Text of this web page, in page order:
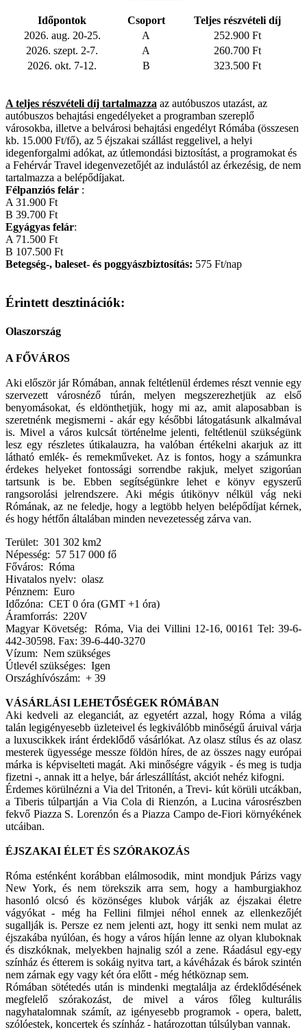
Időpontok Csoport
Teljes részvételi díj
2026. aug. 20-25.
A
252.900 Ft
2026. szept. 2-7.
A
260.700 Ft
2026. okt. 7-12.
B 323.500 Ft
A teljes részvételi díj tartalmazza az autóbuszos utazást, az
autóbuszos behajtási engedélyeket a programban szereplő
városokba, illetve a belvárosi behajtási engedélyt Rómába (összesen
kb. 15.000 Ft/fő), az 5 éjszakai szállást reggelivel, a helyi
idegenforgalmi adókat, az útlemondási biztosítást, a programokat és
a Fehérvár Travel idegenvezetőjét az indulástól az érkezésig, de nem
tartalmazza a belépődíjakat.
Félpanziós felár :
A 31.900 Ft
B 39.700 Ft
Egyágyas felár:
A 71.500 Ft
B 107.500 Ft
Betegség-, baleset- és poggyászbiztosítás: 575 Ft/nap
Érintett desztinációk:
Olaszország
A FŐVÁROS
Aki először jár Rómában, annak feltétlenül érdemes részt vennie egy
szervezett városnéző túrán, melyen megszerezhetjük az első
benyomásokat, és eldönthetjük, hogy mi az, amit alaposabban is
szeretnénk megismerni - akár egy későbbi látogatásunk alkalmával
is. Mivel a város kulcsát történelme jelenti, feltétlenül szükségünk
lesz egy részletes útikalauzra, ha valóban értékelni akarjuk az itt
látható emlék- és remekműveket. Az is fontos, hogy a számunkra
érdekes helyeket fontossági sorrendbe rakjuk, melyet szigorúan
tartsunk is be. Ebben segítségünkre lehet e könyv egyszerű
rangsorolási jelrendszere. Aki mégis útikönyv nélkül vág neki
Rómának, az ne feledje, hogy a legtöbb helyen belépődíjat kérnek,
és hogy hétfőn általában minden nevezetesség zárva van.
Terület: 301 302 km2
Népesség: 57 517 000 fő
Főváros: Róma
Hivatalos nyelv: olasz
Pénznem: Euro
Időzóna: CET 0 óra (GMT +1 óra)
Áramforrás: 220V
Magyar Követség: Róma, Via dei Villini 12-16, 00161 Tel: 39-6-
442-30598. Fax: 39-6-440-3270
Vízum: Nem szükséges
Útlevél szükséges: Igen
Országhívószám: + 39
VÁSÁRLÁSI LEHETŐSÉGEK RÓMÁBAN
Aki kedveli az eleganciát, az egyetért azzal, hogy Róma a világ
talán legigényesebb üzleteivel és legkiválóbb minőségű áruival várja
a luxuscikkek iránt érdeklődő vásárlókat. Az olasz stílus és az olasz
mesterek ügyessége messze földön híres, de az összes nagy európai
márka is képviselteti magát. Aki minőségre vágyik - és meg is tudja
fizetni -, annak itt a helye, bár árleszállítást, akciót nehéz kifogni.
Érdemes körülnézni a Via del Tritonén, a Trevi- kút körüli utcákban,
a Tiberis túlpartján a Via Cola di Rienzón, a Lucina városrészben
fekvő Piazza S. Lorenzón és a Piazza Campo de-Fiori környékének
utcáiban.
ÉJSZAKAI ÉLET ÉS SZÓRAKOZÁS
Róma esténként korábban elálmosodik, mint mondjuk Párizs vagy
New York, és nem törekszik arra sem, hogy a hamburgiakhoz
hasonló olcsó és közönséges klubok várják az éjszakai életre
vágyókat - még ha Fellini filmjei néhol ennek az ellenkezőjét
sugallják is. Persze ez nem jelenti azt, hogy itt senki nem mulat az
éjszakába nyúlóan, és hogy a város híján lenne az olyan kluboknak
és diszkóknak, melyekben hajnalig szól a zene. Ráadásul egy-egy
színház és étterem is sokáig nyitva tart, a kávéházak és bárok szintén
nem zárnak egy vagy két óra előtt - még hétköznap sem.
Rómában sötétedés után is mindenki megtalálja az érdeklődésének
megfelelő szórakozást, de mivel a város főleg kulturális
nagyhatalomnak számít, az igényesebb programok - opera, balett,
szólóestek, koncertek és színház - határozottan túlsúlyban vannak.